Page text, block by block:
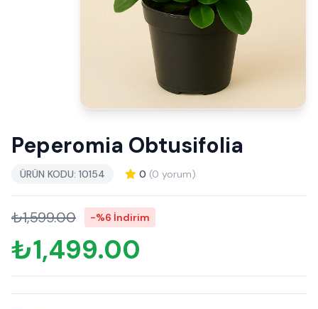
Peperomia Obtusifolia
ÜRÜN KODU: 10154 0 (0 yorum)
₺1,599.00 -%6 İndirim
₺1,499.00